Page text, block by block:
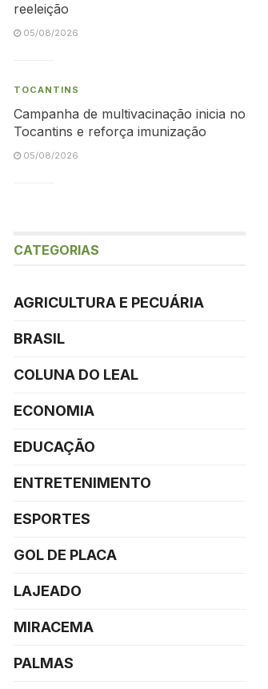
reeleição
05/08/2026
TOCANTINS
Campanha de multivacinação inicia no
Tocantins e reforça imunização
05/08/2026
CATEGORIAS
AGRICULTURA E PECUÁRIA
BRASIL
COLUNA DO LEAL
ECONOMIA
EDUCAÇÃO
ENTRETENIMENTO
ESPORTES
GOL DE PLACA
LAJEADO
MIRACEMA
PALMAS